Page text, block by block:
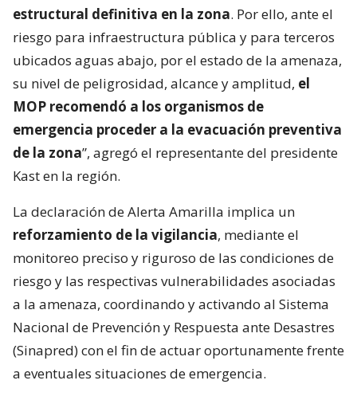
estructural definitiva en la zona. Por ello, ante el
riesgo para infraestructura pública y para terceros
ubicados aguas abajo, por el estado de la amenaza,
su nivel de peligrosidad, alcance y amplitud, el
MOP recomendó a los organismos de
emergencia proceder a la evacuación preventiva
de la zona”, agregó el representante del presidente
Kast en la región.
La declaración de Alerta Amarilla implica un
reforzamiento de la vigilancia, mediante el
monitoreo preciso y riguroso de las condiciones de
riesgo y las respectivas vulnerabilidades asociadas
a la amenaza, coordinando y activando al Sistema
Nacional de Prevención y Respuesta ante Desastres
(Sinapred) con el fin de actuar oportunamente frente
a eventuales situaciones de emergencia.